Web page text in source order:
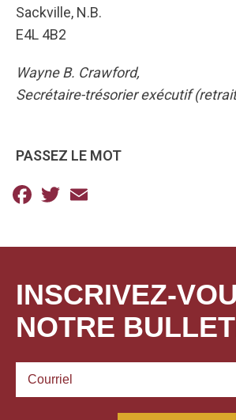
Sackville, N.B.
E4L 4B2
Wayne B. Crawford,
Secrétaire-trésorier exécutif
PASSEZ LE MOT
Facebook
Twitter
INSCRIVEZ-
NOTRE